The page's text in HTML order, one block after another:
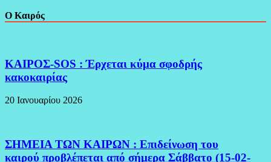
Ο Καιρός
ΚΑΙΡΟΣ-SOS : Έρχεται κύμα σφοδρής
κακοκαιρίας
20 Ιανουαρίου 2026
ΣΗΜΕΙΑ ΤΩΝ ΚΑΙΡΩΝ : Επιδείνωση του
καιρού προβλέπεται από σήμερα Σάββατο (15-02-